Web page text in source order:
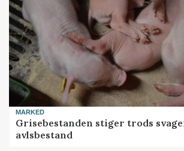
MARKED
Grisebestanden stiger trods
avlsbestand